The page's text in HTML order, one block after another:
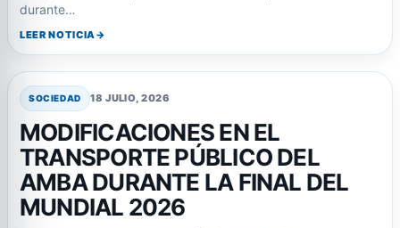
durante…
LEER NOTICIA
SOCIEDAD 18 JULIO, 2026
MODIFICACIONES EN EL
TRANSPORTE PÚBLICO DEL
AMBA DURANTE LA FINAL DEL
MUNDIAL 2026